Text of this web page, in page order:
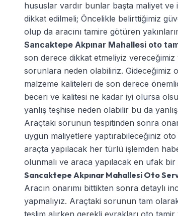
hususlar vardır bunlar başta maliyet ve
dikkat edilmeli; Öncelikle belirttiğimiz
olup da aracını tamire götüren
Sancaktepe Akpınar Mahallesi oto
son derece dikkat etmeliyiz vereceğimiz
sorunlara neden olabiliriz. Gideceğimiz
malzeme kaliteleri de son derece
beceri ve kalitesi ne kadar iyi olursa
yanlış teşhise neden olabilir bu da
Araçtaki sorunun tespitinden sonra
uygun maliyetlere yaptırabileceğiniz oto
araçta yapılacak her türlü işlemden
olunmalı ve araca yapılacak en ufak
Sancaktepe Akpınar Mahallesi Oto
Aracın onarımı bittikten sonra detaylı
yapmalıyız. Araçtaki sorunun tam
teslim alırken gerekli evrakları oto